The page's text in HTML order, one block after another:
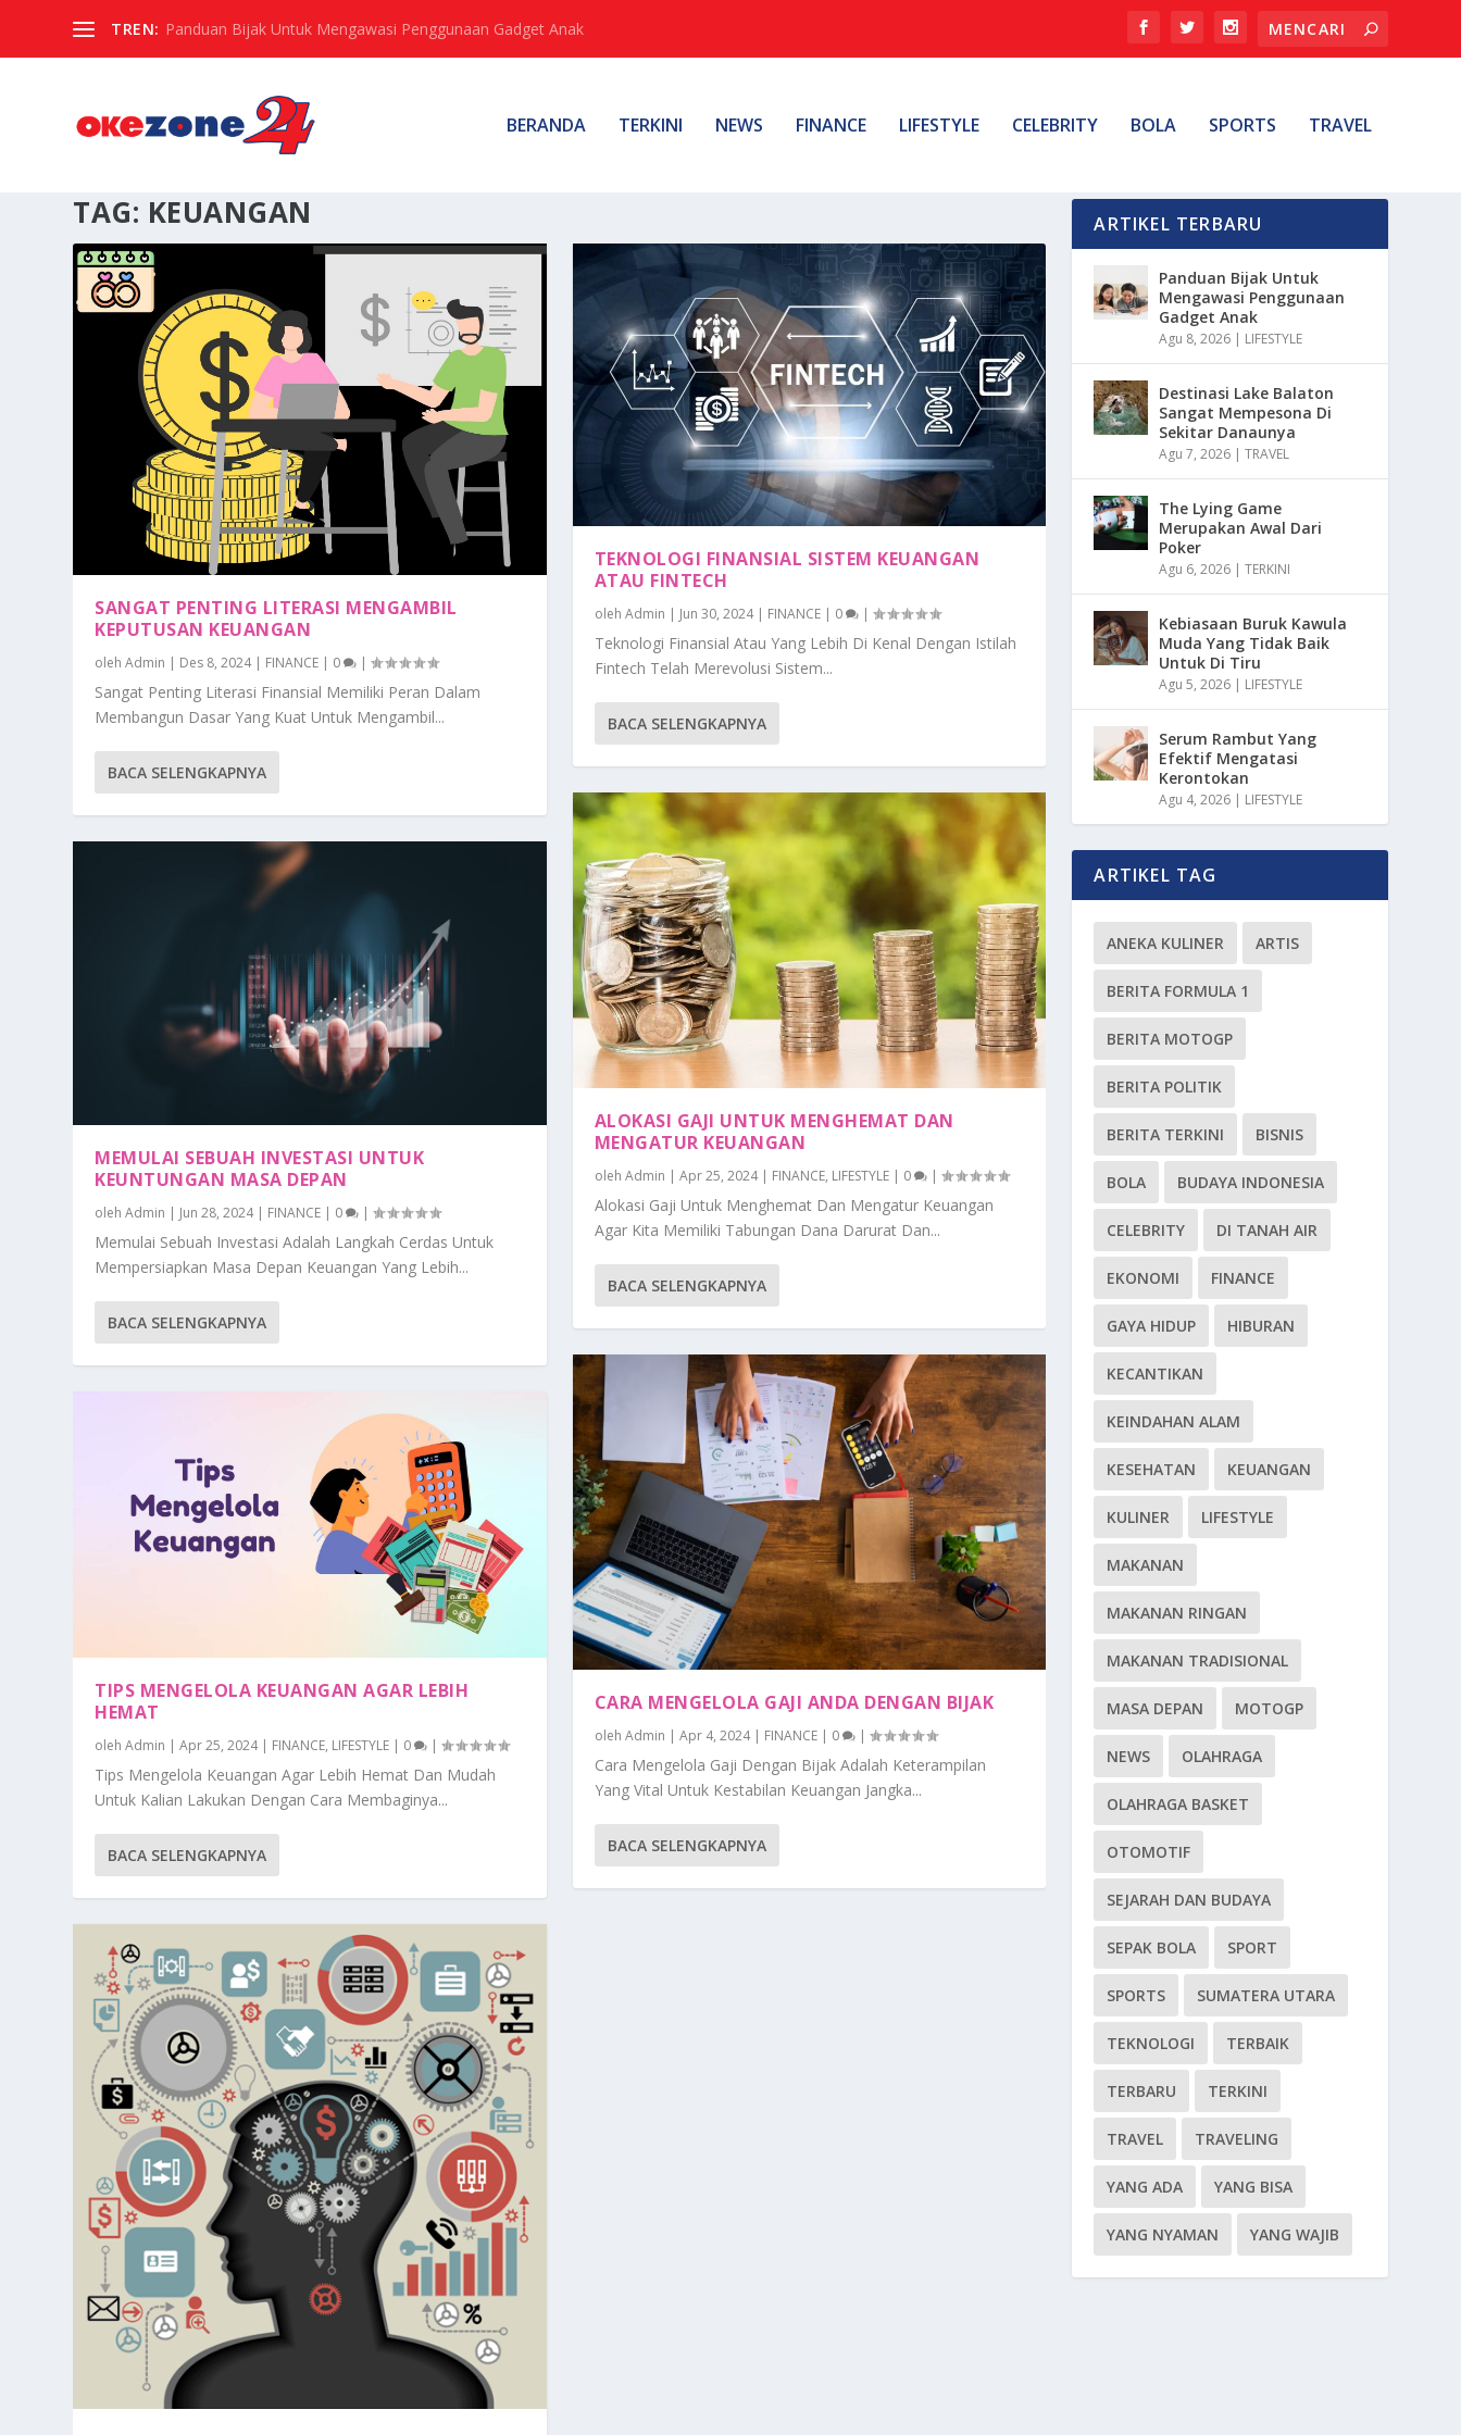
TREN: Panduan Bijak Untuk Mengawasi Penggunaan Gadget Anak
BERANDA TERKINI NEWS FINANCE LIFESTYLE CELEBRITY BOLA SPORTS TRAVEL
TAG: KEUANGAN
SANGAT PENTING LITERASI MENGAMBIL
KEPUTUSAN KEUANGAN
olehAdmin | Des 8, 2024| FINANCE | 0 |
Sangat Penting Literasi Finansial Memiliki Peran Dalam
Membangun Dasar Yang Kuat Untuk Mengambil...
BACA SELENGKAPNYA
MEMULAI SEBUAH INVESTASI UNTUK
KEUNTUNGAN MASA DEPAN
olehAdmin | Jun 28, 2024| FINANCE | 0 |
Memulai Sebuah Investasi Adalah Langkah Cerdas Untuk
Mempersiapkan Masa Depan Keuangan Yang Lebih...
BACA SELENGKAPNYA
TIPS MENGELOLA KEUANGAN AGAR LEBIH
HEMAT
olehAdmin |Apr 25, 2024| FINANCE, LIFESTYLE | 0 |
Tips Mengelola Keuangan Agar Lebih Hemat Dan Mudah
Untuk Kalian Lakukan Dengan Cara Membaginya...
BACA SELENGKAPNYA
TEKNOLOGI FINANSIAL SISTEM KEUANGAN
ATAU FINTECH
oleh Admin | Jun 30, 2024| FINANCE| 0 |
Teknologi Finansial Atau Yang Lebih Di Kenal Dengan Istilah
Fintech Telah Merevolusi Sistem...
BACA SELENGKAPNYA
ALOKASI GAJI UNTUK MENGHEMAT DAN
MENGATUR KEUANGAN
oleh Admin | Apr 25, 2024| FINANCE, LIFESTYLE| 0 |
Alokasi Gaji Untuk Menghemat Dan Mengatur Keuangan
Agar Kita Memiliki Tabungan Dana Darurat Dan...
BACA SELENGKAPNYA
CARA MENGELOLA GAJI ANDA DENGAN BIJAK
oleh Admin | Apr 4, 2024| FINANCE| 0 |
Cara Mengelola Gaji Dengan Bijak Adalah Keterampilan
Yang Vital Untuk Kestabilan Keuangan Jangka...
BACA SELENGKAPNYA
ARTIKEL TERBARU
Panduan Bijak Untuk
Mengawasi Penggunaan
Gadget Anak
Agu 8, 2026 | LIFESTYLE
Destinasi Lake Balaton
Sangat Mempesona Di
Sekitar Danaunya
Agu 7, 2026 |TRAVEL
The Lying Game
Merupakan Awal Dari
Poker
Agu 6, 2026 |TERKINI
Kebiasaan Buruk Kawula
Muda Yang Tidak Baik
Untuk Di Tiru
Agu 5, 2026 | LIFESTYLE
Serum Rambut Yang
Efektif Mengatasi
Kerontokan
Agu 4, 2026 | LIFESTYLE
ARTIKEL TAG
ANEKA KULINER ARTIS
BERITA FORMULA 1
BERITA MOTOGP
BERITA POLITIK
BERITA TERKINI BISNIS
BOLA BUDAYA INDONESIA
CELEBRITY DI TANAH AIR
EKONOMI FINANCE
GAYA HIDUP HIBURAN
KECANTIKAN
KEINDAHAN ALAM
KESEHATAN KEUANGAN
KULINER LIFESTYLE
MAKANAN
MAKANAN RINGAN
MAKANAN TRADISIONAL
MASA DEPAN MOTOGP
NEWS OLAHRAGA
OLAHRAGA BASKET
OTOMOTIF
SEJARAH DAN BUDAYA
SEPAK BOLA SPORT
SPORTS SUMATERA UTARA
TEKNOLOGI TERBAIK
TERBARU TERKINI
TRAVEL TRAVELING
YANG ADA YANG BISA
YANG NYAMAN YANG WAJIB